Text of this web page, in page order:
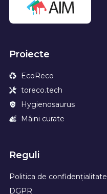
Proiecte
EcoReco
toreco.tech
Hygienosaurus
Mâini curate
Reguli
Politica de confidențialitate
DGPR